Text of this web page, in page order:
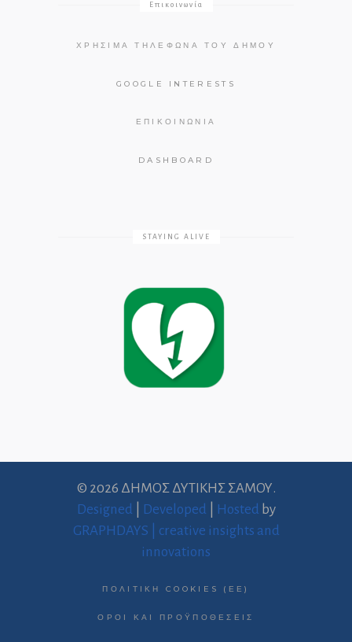
Επικοινωνία
ΧΡΉΣΙΜΑ ΤΗΛΈΦΩΝΑ ΤΟΥ ΔΉΜΟΥ
GOOGLE INTERESTS
ΕΠΙΚΟΙΝΩΝΊΑ
DASHBOARD
STAYING ALIVE
© 2026 ΔΗΜΟΣ ΔΥΤΙΚΗΣ ΣΑΜΟΥ.
Designed
Developed Hosted by
GRAPHDAYS | creative insights and
innovations
ΠΟΛΙΤΙΚΉ COOKIES (ΕΕ)
ΌΡΟΙ ΚΑΙ ΠΡΟΫΠΟΘΈΣΕΙΣ